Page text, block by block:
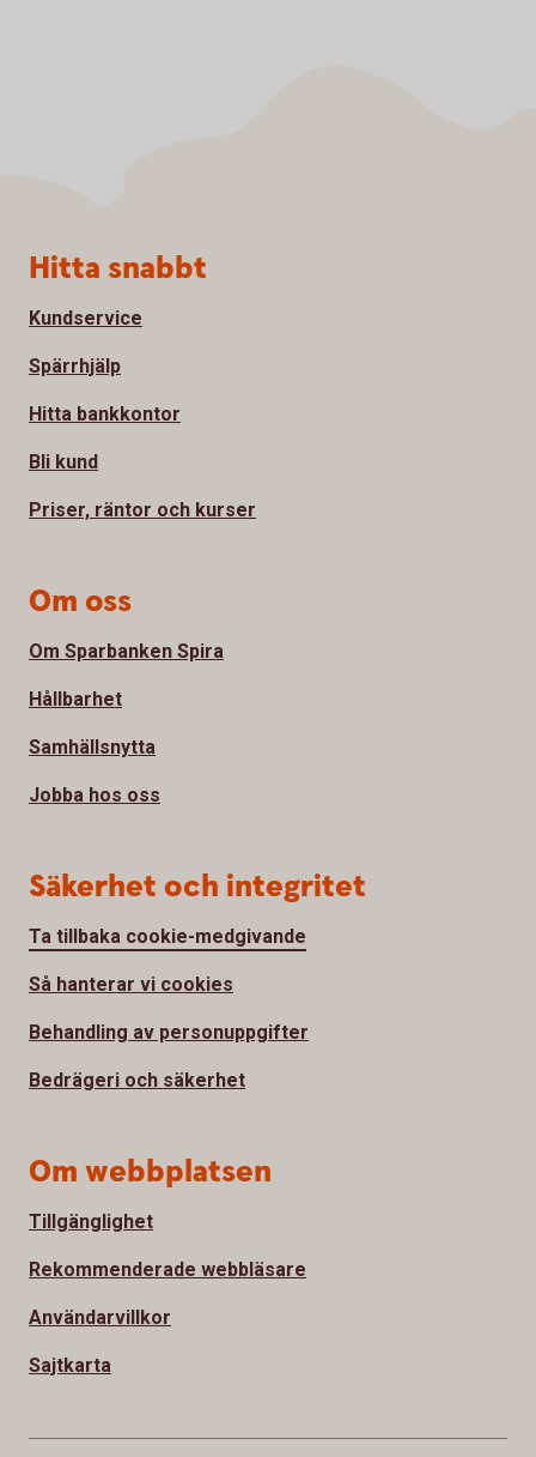
Sidfot
Hitta snabbt
Kundservice
Spärrhjälp
Hitta bankkontor
Bli kund
Priser, räntor och kurser
Om oss
Om Sparbanken Spira
Hållbarhet
Samhällsnytta
Jobba hos oss
Säkerhet och integritet
Ta tillbaka cookie-medgivande
Så hanterar vi cookies
Behandling av personuppgifter
Bedrägeri och säkerhet
Om webbplatsen
Tillgänglighet
Rekommenderade webbläsare
Användarvillkor
Sajtkarta